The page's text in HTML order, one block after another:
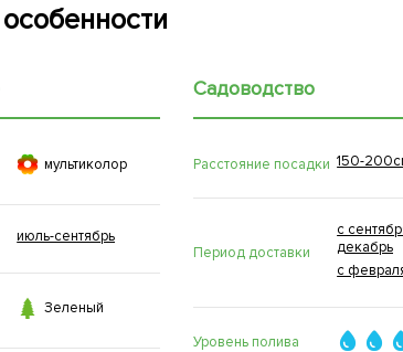
 мультиколор
июль-сентябрь
 Зеленый
Садоводство
Расстояние посадки 150-
Период доставки
с
декабрь
с
Уровень полива